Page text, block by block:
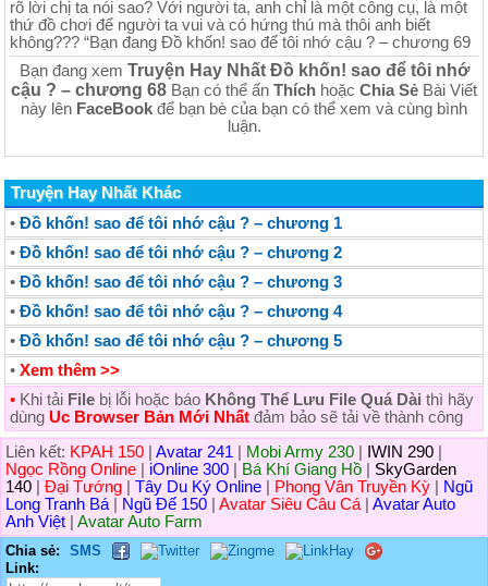
rõ lời chị ta nói sao? Với người ta, anh chỉ là một công cụ, là một
thứ đồ chơi để người ta vui và có hứng thú mà thôi anh biết
không??? “Bạn đang Đồ khốn! sao để tôi nhớ cậu ? – chương 69
Bạn đang xem Truyện Hay Nhất Đồ khốn! sao để tôi nhớ
cậu ? – chương 68 Bạn có thể ấn Thích hoặc Chia Sẻ Bài Viết
này lên FaceBook để bạn bè của bạn có thể xem và cùng bình
luận.
Truyện Hay Nhất Khác
• Đồ khốn! sao để tôi nhớ cậu ? – chương 1
• Đồ khốn! sao để tôi nhớ cậu ? – chương 2
• Đồ khốn! sao để tôi nhớ cậu ? – chương 3
• Đồ khốn! sao để tôi nhớ cậu ? – chương 4
• Đồ khốn! sao để tôi nhớ cậu ? – chương 5
• Xem thêm >>
• Khi tải File bị lỗi hoặc báo Không Thể Lưu File Quá Dài thì hãy
dùng Uc Browser Bản Mới Nhất đảm bảo sẽ tải về thành công
Liên kết: KPAH 150 Avatar 241 Mobi Army 230 IWIN 290
Ngọc Rồng Online
iOnline 300 Bá Khí Giang Hồ
SkyGarden
140
Đại Tướng Tây Du Ký Online Phong Vân Truyền Kỳ
Ngũ
Long Tranh Bá
Ngũ Đế 150 Avatar Siêu Câu Cá
Avatar Auto
Anh Việt
Avatar Auto Farm
Chia sẻ:
SMS
Link: